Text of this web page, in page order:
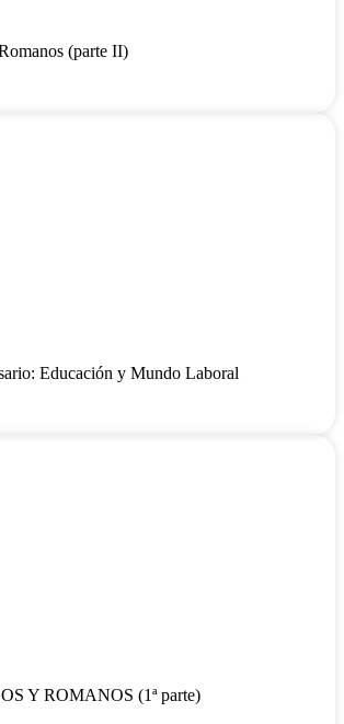
(parte II)
Educación y Mundo Laboral
Y ROMANOS (1ª parte)